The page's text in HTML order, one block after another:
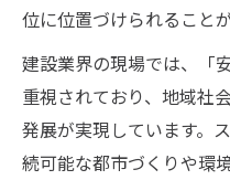
位に位置づけられること
建設業界の現場では、「
重視されており、地域社
発展が実現しています。
続可能な都市づくりや環